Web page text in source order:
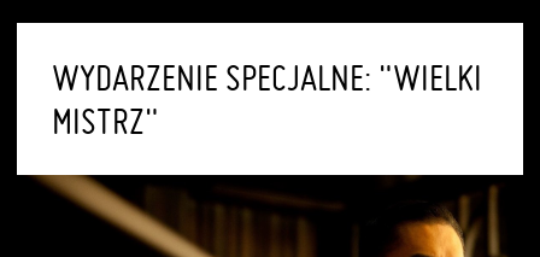
WYDARZENIE SPECJALNE: "WIELKI
MISTRZ"